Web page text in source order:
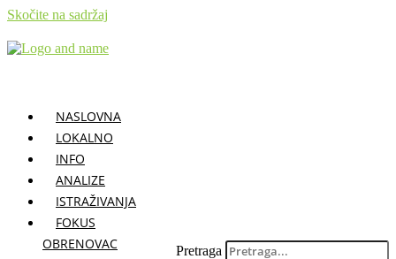
Skočite na sadržaj
NASLOVNA
LOKALNO
INFO
ANALIZE
ISTRAŽIVANJA
FOKUS
OBRENOVAC
Pretraga